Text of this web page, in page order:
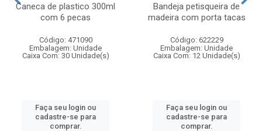
Caneca de plastico 300ml
com 6 pecas
Código: 471090
Embalagem: Unidade
Caixa Com: 30 Unidade(s)
Faça seu login ou
cadastre-se para
comprar.
Bandeja petisqueira de
madeira com porta tacas
Código: 622229
Embalagem: Unidade
Caixa Com: 12 Unidade(s)
Faça seu login ou
cadastre-se para
comprar.